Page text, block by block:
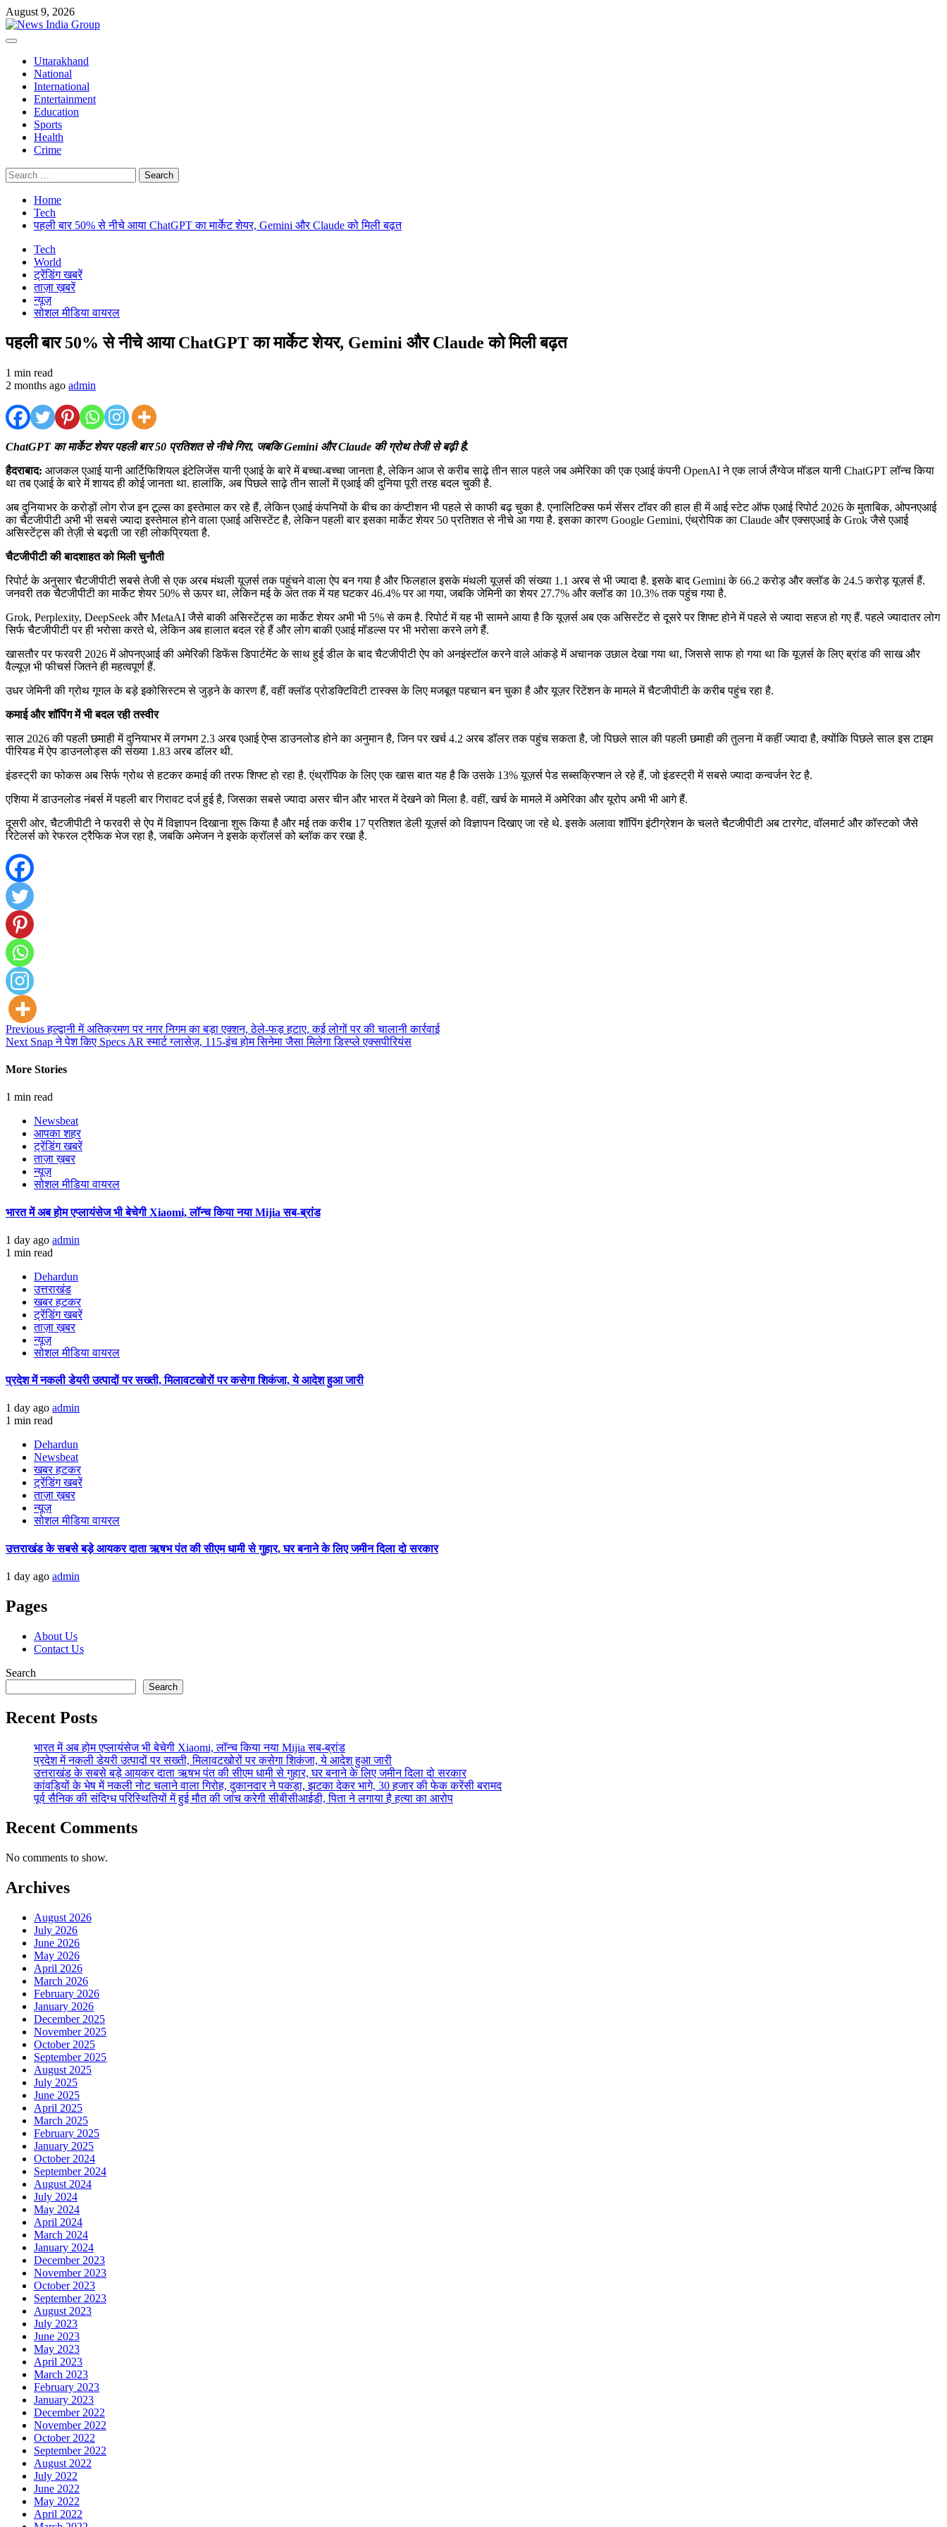
Skip
to
content
August 9, 2026
Primary
Uttarakhand
National
International
Entertainment
Education
Sports
Health
Crime
Search
for:
Home
Tech
पहली बार 50% से नीचे आया ChatGPT का मार्केट शेयर, Gemini और Claude को मिली बढ़त
Tech
World
ट्रेंडिंग खबरें
ताज़ा ख़बरें
न्यूज़
सोशल मीडिया वायरल
पहली बार 50% से नीचे आया ChatGPT का मार्केट शेयर, Gemini और Claude को मिली बढ़त
1 min read
2 months ago admin
ChatGPT का मार्केट शेयर पहली बार 50 प्रतिशत से नीचे गिरा, जबकि Gemini और Claude की ग्रोथ तेजी से बढ़ी है.
हैदराबाद: आजकल एआई यानी आर्टिफिशियल इंटेलिजेंस यानी एआई के बारे में बच्चा-बच्चा जानता है, लेकिन आज से करीब साढ़े तीन साल पहले जब अमेरिका की एक एआई कंपनी OpenAI ने एक लार्ज लैंग्वेज मॉडल यानी ChatGPT लॉन्च किया
था तब एआई के बारे में शायद ही कोई जानता था. हालांकि, अब पिछले साढ़े तीन सालों में एआई की दुनिया पूरी तरह बदल चुकी है.
अब दुनियाभर के करोड़ों लोग रोज इन टूल्स का इस्तेमाल कर रहे हैं, लेकिन एआई कंपनियों के बीच का कंप्टीशन भी पहले से काफी बढ़ चुका है. एनालिटिक्स फर्म सेंसर टॉवर की हाल ही में आई स्टेट ऑफ एआई रिपोर्ट 2026 के मुताबिक, ओपनएआई
का चैटजीपीटी अभी भी सबसे ज्यादा इस्तेमाल होने वाला एआई असिस्टेंट है, लेकिन पहली बार इसका मार्केट शेयर 50 प्रतिशत से नीचे आ गया है. इसका कारण Google Gemini, एंथ्रोपिक का Claude और एक्सएआई के Grok जैसे एआई
असिस्टेंट्स की तेज़ी से बढ़ती जा रही लोकप्रियता है.
चैटजीपीटी की बादशाहत को मिली चुनौती
रिपोर्ट के अनुसार चैटजीपीटी सबसे तेजी से एक अरब मंथली यूज़र्स तक पहुंचने वाला ऐप बन गया है और फिलहाल इसके मंथली यूज़र्स की संख्या 1.1 अरब से भी ज्यादा है. इसके बाद Gemini के 66.2 करोड़ और क्लॉड के 24.5 करोड़ यूज़र्स हैं.
जनवरी तक चैटजीपीटी का मार्केट शेयर 50% से ऊपर था, लेकिन मई के अंत तक में यह घटकर 46.4% पर आ गया, जबकि जेमिनी का शेयर 27.7% और क्लॉड का 10.3% तक पहुंच गया है.
Grok, Perplexity, DeepSeek और MetaAI जैसे बाकी असिस्टेंट्स का मार्केट शेयर अभी भी 5% से कम है. रिपोर्ट में यह भी सामने आया है कि यूज़र्स अब एक असिस्टेंट से दूसरे पर शिफ्ट होने में पहले से ज्यादा सहज हो गए हैं. पहले ज्यादातर लोग
सिर्फ चैटजीपीटी पर ही भरोसा करते थे, लेकिन अब हालात बदल रहे हैं और लोग बाकी एआई मॉडल्स पर भी भरोसा करने लगे हैं.
खासतौर पर फरवरी 2026 में ओपनएआई की अमेरिकी डिफेंस डिपार्टमेंट के साथ हुई डील के बाद चैटजीपीटी ऐप को अनइंस्टॉल करने वाले आंकड़े में अचानक उछाल देखा गया था, जिससे साफ हो गया था कि यूज़र्स के लिए ब्रांड की साख और
वैल्यूज़ भी फीचर्स जितने ही महत्वपूर्ण हैं.
उधर जेमिनी की ग्रोथ गूगल के बड़े इकोसिस्टम से जुड़ने के कारण हैं, वहीं क्लॉड प्रोडक्टिविटी टास्क्स के लिए मजबूत पहचान बन चुका है और यूज़र रिटेंशन के मामले में चैटजीपीटी के करीब पहुंच रहा है.
कमाई और शॉपिंग में भी बदल रही तस्वीर
साल 2026 की पहली छमाही में दुनियाभर में लगभग 2.3 अरब एआई ऐप्स डाउनलोड होने का अनुमान है, जिन पर खर्च 4.2 अरब डॉलर तक पहुंच सकता है, जो पिछले साल की पहली छमाही की तुलना में कहीं ज्यादा है, क्योंकि पिछले साल इस टाइम
पीरियड में ऐप डाउनलोड्स की संख्या 1.83 अरब डॉलर थी.
इंडस्ट्री का फोकस अब सिर्फ ग्रोथ से हटकर कमाई की तरफ शिफ्ट हो रहा है. एंथ्रॉपिक के लिए एक खास बात यह है कि उसके 13% यूज़र्स पेड सब्सक्रिप्शन ले रहे हैं, जो इंडस्ट्री में सबसे ज्यादा कन्वर्जन रेट है.
एशिया में डाउनलोड नंबर्स में पहली बार गिरावट दर्ज हुई है, जिसका सबसे ज्यादा असर चीन और भारत में देखने को मिला है. वहीं, खर्च के मामले में अमेरिका और यूरोप अभी भी आगे हैं.
दूसरी ओर, चैटजीपीटी ने फरवरी से ऐप में विज्ञापन दिखाना शुरू किया है और मई तक करीब 17 प्रतिशत डेली यूज़र्स को विज्ञापन दिखाए जा रहे थे. इसके अलावा शॉपिंग इंटीग्रेशन के चलते चैटजीपीटी अब टारगेट, वॉलमार्ट और कॉस्टको जैसे
रिटेलर्स को रेफरल ट्रैफिक भेज रहा है, जबकि अमेजन ने इसके क्रॉलर्स को ब्लॉक कर रखा है.
Continue
Reading
Previousहल्द्वानी में अतिक्रमण पर नगर निगम का बड़ा एक्शन, ठेले-फड़ हटाए, कई लोगों पर की चालानी कार्रवाई
Next Snap ने पेश किए Specs AR स्मार्ट ग्लासेज़, 115-इंच होम सिनेमा जैसा मिलेगा डिस्प्ले एक्सपीरियंस
More Stories
1 min read
Newsbeat
आपका शहर
ट्रेंडिंग खबरें
ताज़ा ख़बर
न्यूज़
सोशल मीडिया वायरल
भारत में अब होम एप्लायंसेज भी बेचेगी Xiaomi, लॉन्च किया नया Mijia सब-ब्रांड
1 day ago admin
1 min read
Dehardun
उत्तराखंड
खबर हटकर
ट्रेंडिंग खबरें
ताज़ा ख़बर
न्यूज़
सोशल मीडिया वायरल
प्रदेश में नकली डेयरी उत्पादों पर सख्ती, मिलावटखोरों पर कसेगा शिकंजा, ये आदेश हुआ जारी
1 day ago admin
1 min read
Dehardun
Newsbeat
खबर हटकर
ट्रेंडिंग खबरें
ताज़ा ख़बर
न्यूज़
सोशल मीडिया वायरल
उत्तराखंड के सबसे बड़े आयकर दाता ऋषभ पंत की सीएम धामी से गुहार, घर बनाने के लिए जमीन दिला दो सरकार
1 day ago admin
Pages
About Us
Contact Us
Search
Search
Recent Posts
भारत में अब होम एप्लायंसेज भी बेचेगी Xiaomi, लॉन्च किया नया Mijia सब-ब्रांड
प्रदेश में नकली डेयरी उत्पादों पर सख्ती, मिलावटखोरों पर कसेगा शिकंजा, ये आदेश हुआ जारी
उत्तराखंड के सबसे बड़े आयकर दाता ऋषभ पंत की सीएम धामी से गुहार, घर बनाने के लिए जमीन दिला दो सरकार
कांवड़ियों के भेष में नकली नोट चलाने वाला गिरोह, दुकानदार ने पकड़ा, झटका देकर भागे, 30 हजार की फेक करेंसी बरामद
पूर्व सैनिक की संदिग्ध परिस्थितियों में हुई मौत की जांच करेगी सीबीसीआईडी, पिता ने लगाया है हत्या का आरोप
Recent Comments
No comments to show.
Archives
August 2026
July 2026
June 2026
May 2026
April 2026
March 2026
February 2026
January 2026
December 2025
November 2025
October 2025
September 2025
August 2025
July 2025
June 2025
April 2025
March 2025
February 2025
January 2025
October 2024
September 2024
August 2024
July 2024
May 2024
April 2024
March 2024
January 2024
December 2023
November 2023
October 2023
September 2023
August 2023
July 2023
June 2023
May 2023
April 2023
March 2023
February 2023
January 2023
December 2022
November 2022
October 2022
September 2022
August 2022
July 2022
June 2022
May 2022
April 2022